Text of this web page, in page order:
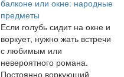
балконе или окне: народные
предметы
Если голубь сидит на окне и
воркует, нужно жать встречи
с любимым или
невероятного романа.
Постоянно воркующий